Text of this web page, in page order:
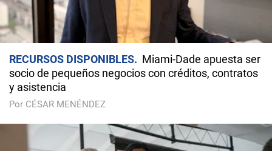
RECURSOS DISPONIBLES
Miami-Dade apuesta ser
socio de pequeños negocios con créditos, contratos
y asistencia
Por CÉSAR MENÉNDEZ